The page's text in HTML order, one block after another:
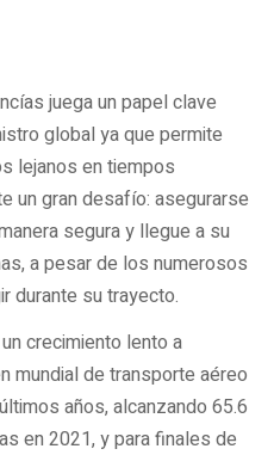
juega un papel clave
global ya que permite
lejanos en tiempos
un gran desafío: asegurarse
segura y llegue a su
a pesar de los numerosos
durante su trayecto.
crecimiento lento a
mundial de transporte aéreo
años, alcanzando 65.6
en 2021, y para finales de